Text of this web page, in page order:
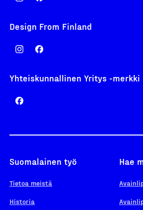
Design From Finland
Yhteiskunnallinen Yritys -merkki
Suomalainen työ
Tietoa meistä
Historia
Hae